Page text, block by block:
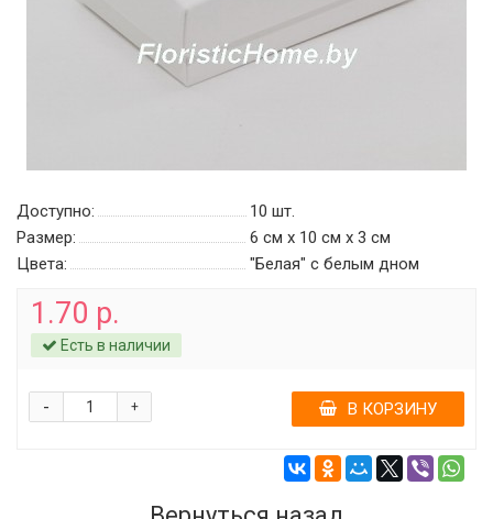
Доступно: 10 шт.
Размер:
6 см х 10 см х 3 см
Цвета:
"Белая" c белым дном
1.70 р.
Есть в наличии
+
- В КОРЗИНУ